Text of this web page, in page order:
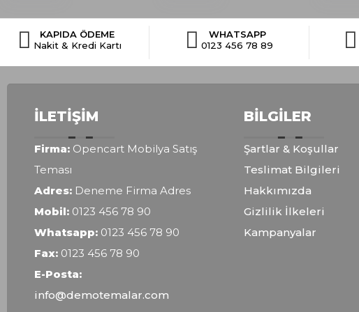
KAPIDA ÖDEME
Nakit & Kredi Kartı
WHATSAPP
0123 456 78 89
İLETIŞIM
Firma: Opencart Mobilya Satış
Teması
Adres: Deneme Firma Adres
Mobil: 0123 456 78 90
Whatsapp: 0123 456 78 90
Fax: 0123 456 78 90
E-Posta:
info@demotemalar.com
BILGILER
Şartlar & Koşullar
Teslimat Bilgileri
Hakkımızda
Gizlilik İlkeleri
Kampanyalar